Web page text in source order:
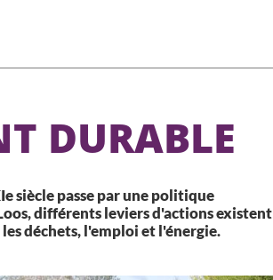
DURABLE
siècle passe par une politique
différents leviers d'actions existent
déchets, l'emploi et l'énergie.